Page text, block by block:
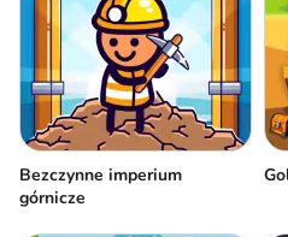
Bezczynne imperium
górnicze